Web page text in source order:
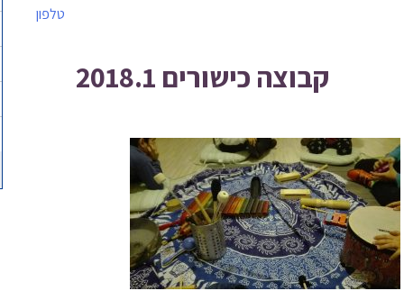
קבוצה כישורים 2018.1